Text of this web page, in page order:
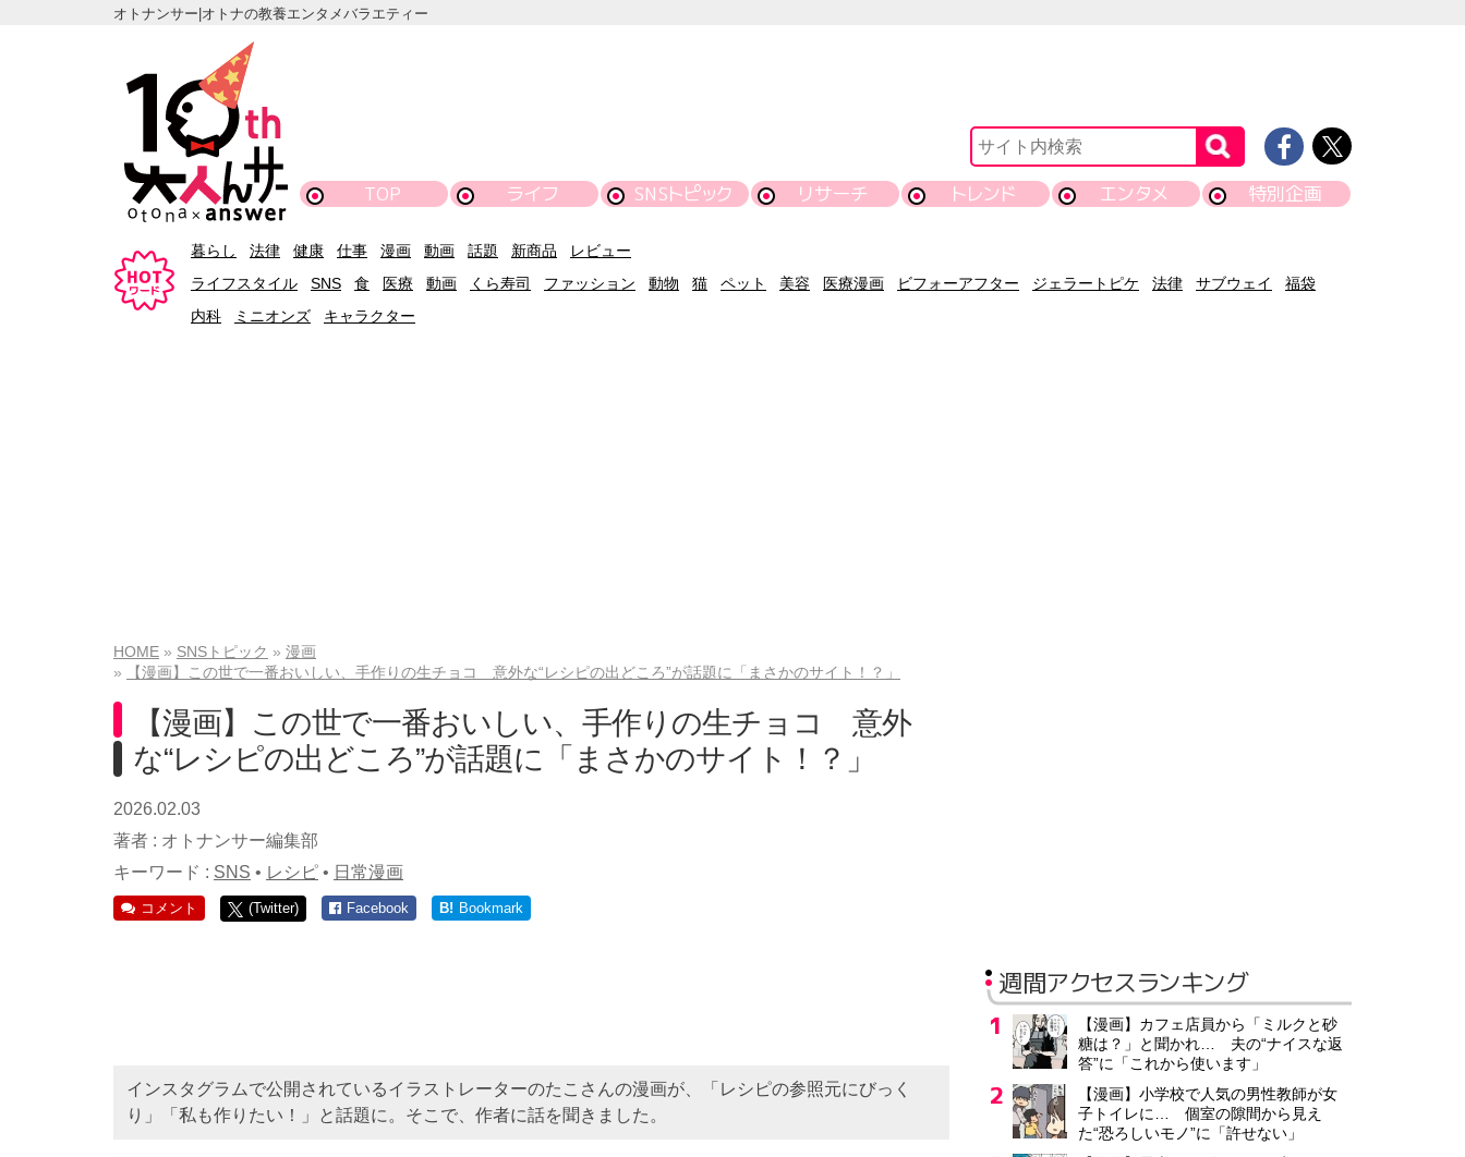
オトナンサー|オトナの教養エンタメバラエティー
TOP ライフ SNSトピック リサーチ トレンド エンタメ 特別企画
暮らし 法律 健康 仕事 漫画 動画 話題 新商品
レビュー
ライフスタイル
SNS 食 医療 動画 くら寿司 ファッション 動物 猫 ペット 美容 医療漫画 ビフォーアフター ジェラートピケ 法律 サブウェイ
福袋
内科
ミニオンズ キャラクター
HOME SNSトピック
漫画
【漫画】この世で一番おいしい、手作りの生チョコ 意外な“レシピの出どころ”が話題に「まさかのサイト！？」
【漫画】この世で一番おいしい、手作りの生チョコ 意外
な“レシピの出どころ”が話題に「まさかのサイト！？」
2026.02.03
著者 : オトナンサー編集部
キーワード : SNS • レシピ • 日常漫画
コメント (Twitter) Facebook B! Bookmark
インスタグラムで公開されているイラストレーターのたこさんの漫画が、「レシピの参照元にびっく
り」「私も作りたい！」と話題に。そこで、作者に話を聞きました。
週間アクセスランキング
【漫画】カフェ店員から「ミルクと砂
糖は？」と聞かれ… 夫の“ナイスな返
答”に「これから使います」
【漫画】小学校で人気の男性教師が女
子トイレに… 個室の隙間から見え
た“恐ろしいモノ”に「許せない」